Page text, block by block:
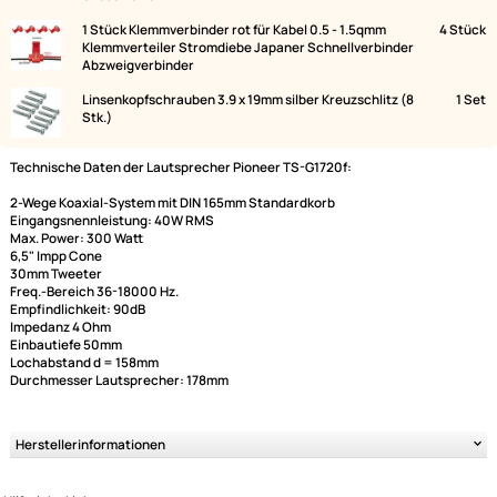
Lautsprecher Satz 165mm 2-Wege Koaxial System
Pioneer TS-G1720f
MDF Lautsprecher Adapterringe kompatibel mit Opel
Renault Nissan Movano Vivaro Master Traffic NV400
Lautsprecheradapterkabel kompatibel mit Fiat Ford
Citroen Dacia Mercedes Opel Renault Peugeot Seat
Skoda Volvo VW
1 Stück Klemmverbinder rot für Kabel 0.5 - 1.5qmm
Klemmverteiler Stromdiebe Japaner Schnellverbinder
Abzweigverbinder
Linsenkopfschrauben 3.9 x 19mm silber Kreuzschlitz (8
Stk.)
2-Wege Koaxial-System mit DIN 165mm Standardkorb